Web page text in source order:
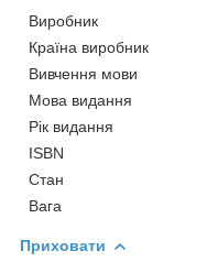
Виробник
Країна виробник
Вивчення мови
Мова видання
Рік видання
ISBN
Стан
Вага
Приховати